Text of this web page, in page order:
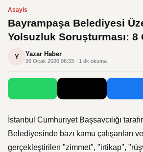
Asayis
Bayrampaşa Belediyesi
Yolsuzluk Soruşturması: 8
Y Yazar Haber
26 Ocak 2026 06:33 · 1 dk okuma
İstanbul Cumhuriyet Başsavcılığı
Belediyesinde bazı kamu çalışanları
gerçekleştirilen "zimmet", "irtikap",